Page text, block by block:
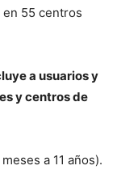
en 55 centros
a usuarios y
y centros de
a 11 años).